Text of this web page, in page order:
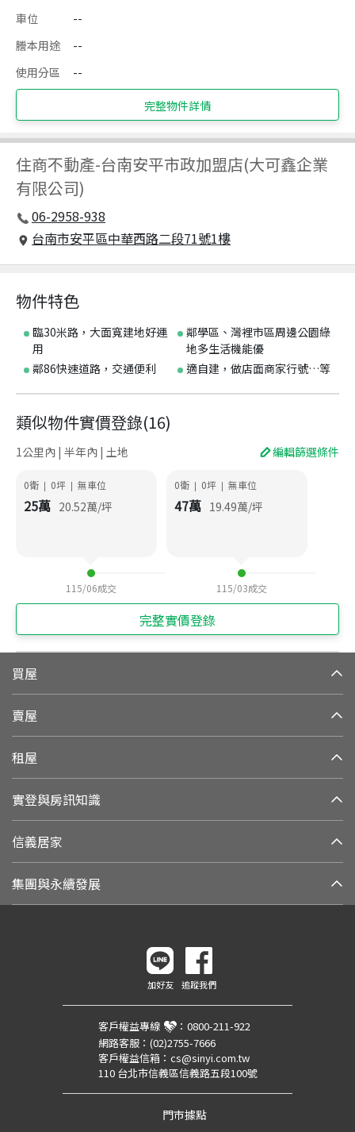
車位
--
謄本用途
--
使用分區
--
完整物件詳情
住商不動產-台南安平市政加盟店(大可鑫企業
有限公司)
06-2958-938
台南市安平區中華西路二段71號1樓
物件特色
臨30米路，大面寬建地好運
用
鄰學區、灣裡市區周邊公園綠
地多生活機能優
鄰86快速道路，交通便利
適自建，做店面商家行號…等
類似物件實價登錄(16)
1公里內 | 半年內 | 土地 編輯篩選條件
0衛 | 0坪 | 無車位
25萬 20.52萬/坪
115/06成交
0衛 | 0坪 | 無車位
47萬 19.49萬/坪
115/03成交
完整實價登錄
買屋
賣屋
租屋
實登與房訊知識
信義居家
集團與永續發展
加好友 追蹤我們
客戶權益專線 ： 0800-211-922
網路客服： (02)2755-7666
客戶權益信箱： cs@sinyi.com.tw
110 台北市信義區信義路五段100號
門市據點